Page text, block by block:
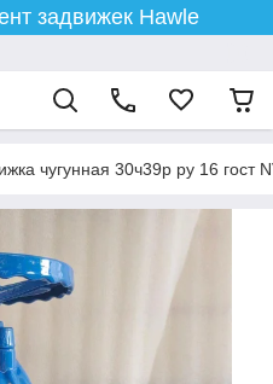
задвижек Hawle
чугунная 30ч39р ру 16 гост